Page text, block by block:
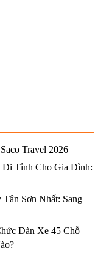
Travel 2026
Đi Tỉnh Cho Gia Đình:
Sơn Nhất: Sang
Dàn Xe 45 Chỗ